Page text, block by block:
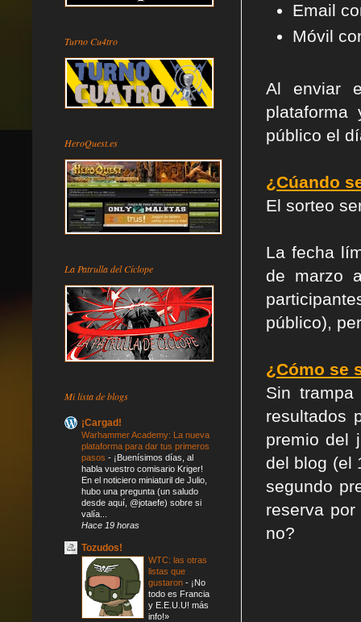
Email
Móvil
Al enviar
público el
¿Cúando
El sorteo
La fecha
de marzo
público),
¿Cómo se
Sin
resultados
premio del
del blog (el
segundo
reserva
no?
Turno Cu4tro
HeroQuest.es
La Patrulla del Cíclope
Mi lista de blogs
¡Cargad!
Warhammer Academy: La nueva
plataforma para dar tus primeros
pasos - ¡Buenísimos días, al
habla vuestro comisario Kriger!
En el noticiero miniaturil de Julio,
hubo una pregunta (un saludo
desde aquí, @jotaefe) sobre si
valía...
Hace 19 horas
Tozudos!
WTC: las otras
listas que
gustaron - ¡No
todo es Francia
y E.E.U.U! más
info!»